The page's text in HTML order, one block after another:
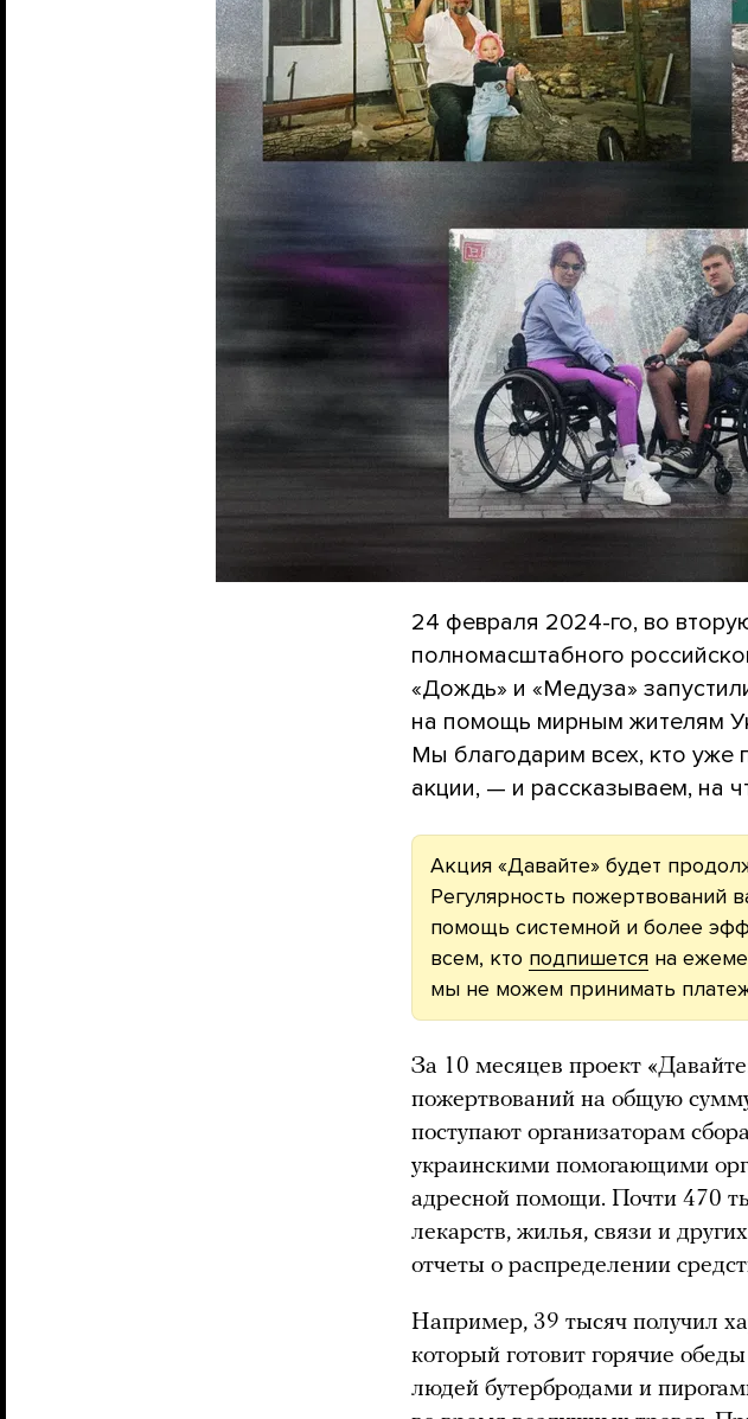
24 февраля 2024-го, во
полномасштабного
«Дождь» и «Медуза»
на помощь мирным жителям
Мы благодарим всех, кто уже
акции, — и рассказываем, на
Акция «Давайте» будет
Регулярность пожертвований
помощь системной и более
всем, кто подпишется на
мы не можем принимать
За 10 месяцев проект
пожертвований на общую
поступают организаторам
украинскими помогающими
адресной помощи. Почти 470
лекарств, жилья, связи и
отчеты о распределении
Например, 39 тысяч получил
который готовит горячие
людей бутербродами и